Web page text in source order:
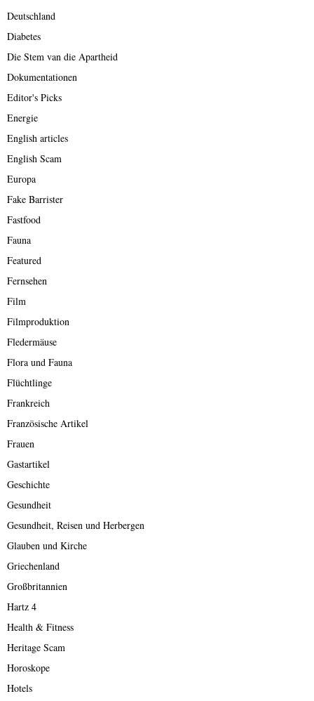
Deutschland
Diabetes
Die Stem van die Apartheid
Dokumentationen
Editor's Picks
Energie
English articles
English Scam
Europa
Fake Barrister
Fastfood
Fauna
Featured
Fernsehen
Film
Filmproduktion
Fledermäuse
Flora und Fauna
Flüchtlinge
Frankreich
Französische Artikel
Frauen
Gastartikel
Geschichte
Gesundheit
Gesundheit, Reisen und Herbergen
Glauben und Kirche
Griechenland
Großbritannien
Hartz 4
Health & Fitness
Heritage Scam
Horoskope
Hotels